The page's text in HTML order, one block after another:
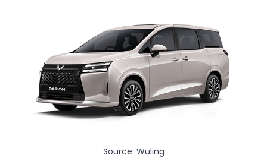
Source: Wuling